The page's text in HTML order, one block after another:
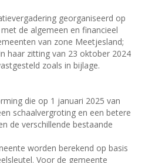
georganiseerd op
de algemeen en financieel
van zone Meetjesland;
haar zitting van 23 oktober 2024
zoals in bijlage.
die op 1 januari 2025 van
schaalvergroting en een betere
de verschillende bestaande
worden berekend op basis
Voor de gemeente